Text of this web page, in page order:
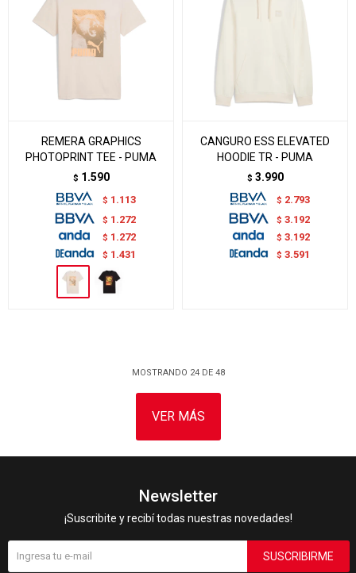
REMERA GRAPHICS
PHOTOPRINT TEE - PUMA
$ 1.590
$ 1.113
$ 1.272
$ 1.272
$ 1.431
CANGURO ESS ELEVATED
HOODIE TR - PUMA
$ 3.990
$ 2.793
$ 3.192
$ 3.192
$ 3.591
MOSTRANDO 24DE 48
VER MÁS
Newsletter
¡Suscribite y recibí todas nuestras novedades!
SUSCRIBIRME